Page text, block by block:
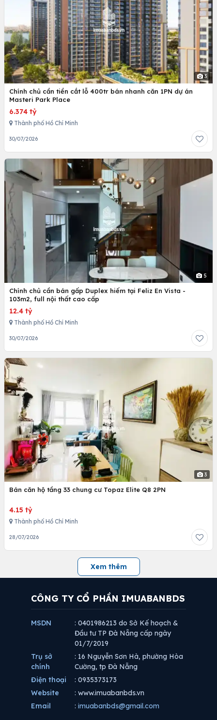
3
Chính chủ cần tiền cắt lỗ 400tr bán nhanh căn 1PN dự án
Masteri Park Place
6.374 tỷ
Thành phố Hồ Chí Minh
30/07/2026
5
Chính chủ cần bán gấp Duplex hiếm tại Feliz En Vista -
103m2, full nội thất cao cấp
12.4 tỷ
Thành phố Hồ Chí Minh
30/07/2026
3
Bán căn hộ tầng 33 chung cư Topaz Elite Q8 2PN
4.15 tỷ
Thành phố Hồ Chí Minh
28/07/2026
Xem thêm
CÔNG TY CỔ PHẦN IMUABANBDS
MSDN
: 0401986213 do Sở Kế hoạch &
Đầu tư TP Đà Nẵng cấp ngày
01/7/2019
Trụ sở
chính
: 16 Nguyễn Sơn Hà, phường Hòa
Cường, tp Đà Nẵng
Điện thoại
: 0935373173
Website
: www.imuabanbds.vn
Email
: imuabanbds@gmail.com